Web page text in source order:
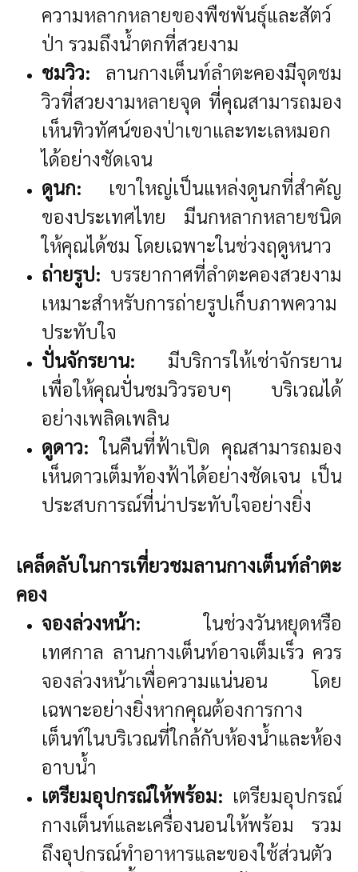
ความหลากหลายของพืชพันธุ์และสัตว์
ป่า รวมถึงน้ำตกที่สวยงาม
ชมวิว: ลานกางเต็นท์ลำตะคองมีจุดชม
วิวที่สวยงามหลายจุด ที่คุณสามารถมอง
เห็นทิวทัศน์ของป่าเขาและทะเลหมอก
ได้อย่างชัดเจน
ดูนก: เขาใหญ่เป็นแหล่งดูนกที่สำคัญ
ของประเทศไทย มีนกหลากหลายชนิด
ให้คุณได้ชม โดยเฉพาะในช่วงฤดูหนาว
ถ่ายรูป: บรรยากาศที่ลำตะคองสวยงาม
เหมาะสำหรับการถ่ายรูปเก็บภาพความ
ประทับใจ
ปั่นจักรยาน: มีบริการให้เช่าจักรยาน
เพื่อให้คุณปั่นชมวิวรอบๆ บริเวณได้
อย่างเพลิดเพลิน
ดูดาว: ในคืนที่ฟ้าเปิด คุณสามารถมอง
เห็นดาวเต็มท้องฟ้าได้อย่างชัดเจน เป็น
ประสบการณ์ที่น่าประทับใจอย่างยิ่ง
เคล็ดลับในการเที่ยวชมลานกางเต็นท์ลำตะ
คอง
จองล่วงหน้า: ในช่วงวันหยุดหรือ
เทศกาล ลานกางเต็นท์อาจเต็มเร็ว ควร
จองล่วงหน้าเพื่อความแน่นอน โดย
เฉพาะอย่างยิ่งหากคุณต้องการกาง
เต็นท์ในบริเวณที่ใกล้กับห้องน้ำและห้อง
อาบน้ำ
เตรียมอุปกรณ์ให้พร้อม: เตรียมอุปกรณ์
กางเต็นท์และเครื่องนอนให้พร้อม รวม
ถึงอุปกรณ์ทำอาหารและของใช้ส่วนตัว